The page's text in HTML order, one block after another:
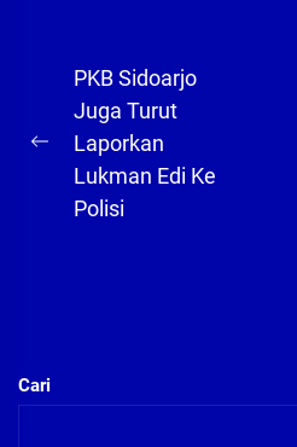
Navigasi
pos
Previous
post:
PKB Sidoarjo
Juga Turut
Laporkan
Lukman Edi Ke
Polisi
Cari